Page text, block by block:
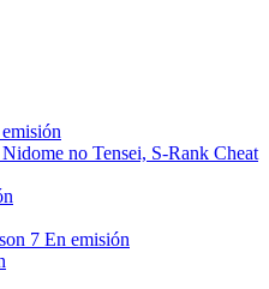
no Tensei, S-Rank Cheat
7 En emisión